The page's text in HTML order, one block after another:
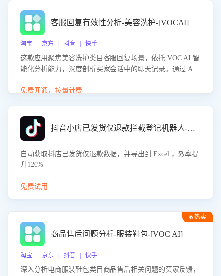
客服回复有效性分析-美容洗护-[VOCAI]
淘宝 | 京东 | 抖音 | 快手
这款应用聚焦美容洗护类目客服回复场景，依托 VOC AI 智
能化分析能力，深度剖析买家会话中的聊天记录。通过 AI
答的有效性与完整性，输出针对性改进策略，助力商家快速
免费开通，按量计费
抖音小店已发货仅退款拦截登记机器人-八爪鱼
自动获取抖店已发货仅退款数据，并导出到 Excel ，效率提
升120%
免费试用
🔥热卖
商品售后问题分析-服装鞋包-[VOC AI]
淘宝 | 京东 | 抖音 | 快手
深入分析电商服装鞋包类目商品售后相关问题的买家反馈，